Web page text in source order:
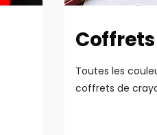
Toutes les
coffrets de